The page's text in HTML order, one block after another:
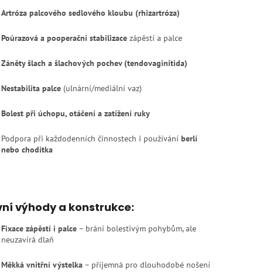
Artróza palcového sedlového kloubu (rhizartróza)
Poúrazová a pooperační stabilizacezápěstí a palce
Záněty šlach a šlachových pochev (tendovaginitida)
Nestabilita palce(ulnární/mediální vaz)
Bolest při úchopu, otáčení a zatížení ruky
Podpora při každodenních činnostech i používání berlí
nebo chodítka
výhody a konstrukce:
Fixace zápěstí i palce– brání bolestivým pohybům, ale
neuzavírá dlaň
Měkká vnitřní výstelka– příjemná pro dlouhodobé nošení